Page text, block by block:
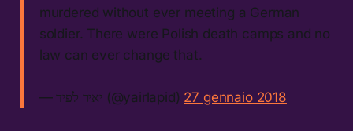
murdered without ever meeting a German
soldier. There were Polish death camps and no
law can ever change that.
— יאיר לפיד (@yairlapid) 27 gennaio 2018